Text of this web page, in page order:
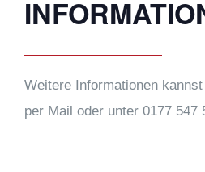
Weitere Informationen
per Mail oder unter 0177 547